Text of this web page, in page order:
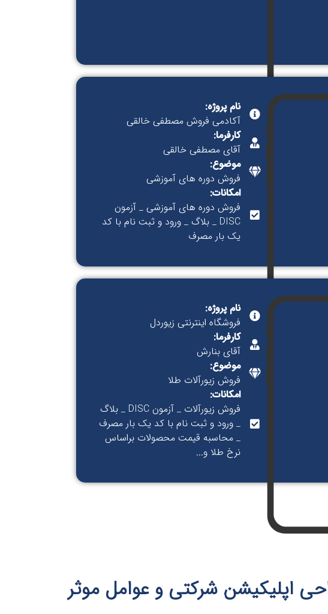
نام پروژه:
آکادمی فروش مصطفی خالقی
کارفرما:
آقای مصطفی خالقی
موضوع:
فروش دوره های آموزشی
امکانات:
فروش دوره های آموزشی _ آزمون
DISC _ بلاگ _ ورود و ثبت نام با کد
یک بار مصرف
نام پروژه:
فروشگاه اینترنتی زیوردل
کارفرما:
آقای بنارش
موضوع:
فروش زیورآلات طلا
امکانات:
فروش زیورآلات _ آزمون DISC _ بلاگ
_ ورود و ثبت نام با کد یک بار مصرف
_ محاسبه قیمت محصولات براساس
نرخ طلا و...
اپلیکیشن شرکتی و عوامل موثر